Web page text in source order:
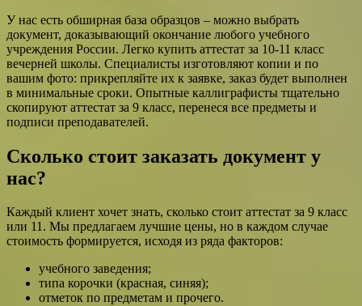
У нас есть обширная база образцов – можно выбрать
документ, доказывающий окончание любого учебного
учреждения России. Легко купить аттестат за 10-11 класс
вечерней школы. Специалисты изготовляют копии и по
вашим фото: прикрепляйте их к заявке, заказ будет выполнен
в минимальные сроки. Опытные каллиграфисты тщательно
скопируют аттестат за 9 класс, перенеся все предметы и
подписи преподавателей.
Сколько стоит заказать документ у
нас?
Каждый клиент хочет знать, сколько стоит аттестат за 9 класс
или 11. Мы предлагаем лучшие цены, но в каждом случае
стоимость формируется, исходя из ряда факторов:
учебного заведения;
типа корочки (красная, синяя);
отметок по предметам и прочего.